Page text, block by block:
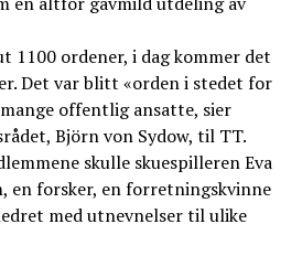
1100 ordener, i dag kommer det
Det var blitt «orden i stedet for
offentlig ansatte, sier
Björn von Sydow, til TT.
skulle skuespilleren Eva
en forsker, en forretningskvinne
med utnevnelser til ulike